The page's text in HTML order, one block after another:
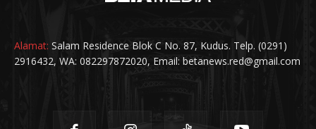
Alamat: Salam Residence Blok C No. 87, Kudus. Telp. (0291)
2916432, WA: 082297872020, Email: betanews.red@gmail.com